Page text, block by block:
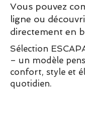
occasions
sa respirabilité
parfaite pour
ensoleillées
son style
s'associe
Vous pouvez
ligne ou
directement en
Sélection
– un modèle
confort, style et
quotidien.